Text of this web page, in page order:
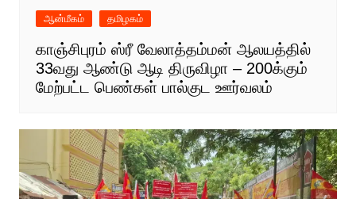
ஆன்மீகம் தமிழகம்
காஞ்சிபுரம் ஸ்ரீ வேலாத்தம்மன் ஆலயத்தில்
33வது ஆண்டு ஆடி திருவிழா – 200க்கும்
மேற்பட்ட பெண்கள் பால்குட ஊர்வலம்